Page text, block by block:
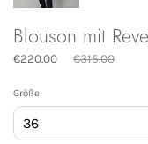
Blouson mit
€220.00
Normaler
€315.00
Größe